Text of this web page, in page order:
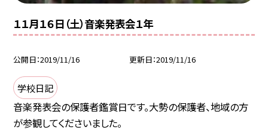
１１月１６日（土）音楽発表会１年
公開日 2019/11/16 更新日 2019/11/16
学校日記
音楽発表会の保護者鑑賞日です。大勢の保護者、地域の方
が参観してくださいました。